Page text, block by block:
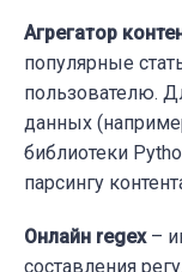
Агрегатор
популярные
пользователю.
данных
библиотеки
парсингу
Онлайн regex –
составления